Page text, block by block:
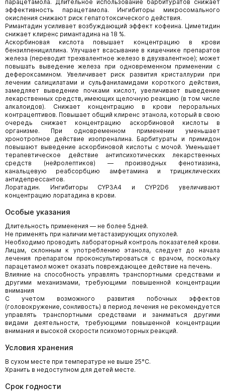
парацетамола. Длительное использование барбитуратов снижает
эффективность парацетамола. Ингибиторы микросомального
окисления снижают риск гепатотоксического действия.
Римантадин усиливает возбуждающий эффект кофеина. Циметидин
снижает клиренс римантадина на 18 %.
Аскорбиновая кислота повышает концентрацию в крови
бензилпенициллина. Улучшает всасывание в кишечнике препаратов
железа (переводит трехвалентное железо в двухвалентное); может
повышать выведение железа при одновременном применении с
дефероксамином. Увеличивает риск развития кристаллурии при
лечении салицилатами и сульфаниламидами короткого действия,
замедляет выведение почками кислот, увеличивает выведение
лекарственных средств, имеющих щелочную реакцию (в том числе
алкалоидов). Снижает концентрацию в крови пероральных
контрацептивов. Повышает общий клиренс этанола, который в свою
очередь снижает концентрацию аскорбиновой кислоты в
организме. При одновременном применении уменьшает
хронотропное действие изопреналина. Барбитураты и примидон
повышают выведение аскорбиновой кислоты с мочой. Уменьшает
терапевтическое действие антипсихотических лекарственных
средств (нейролептиков) — производных фенотиазина,
канальцевую реабсорбцию амфетамина и трициклических
антидепрессантов.
Лоратадин. Ингибиторы CYP3A4 и CYP2D6 увеличивают
концентрацию лоратадина в крови.
Особые указания
Длительность применения — не более 5дней.
Не применять при наличии метастазирующих опухолей.
Необходимо проводить лабораторный контроль показателей крови.
Лицам, склонным к употреблению этанола, следует до начала
лечения препаратом проконсультироваться с врачом, поскольку
парацетамол может оказать повреждающее действие на печень.
Влияние на способность управлять транспортными средствами и
другими механизмами, требующими повышенной концентрации
внимания
С учетом возможного развития побочных эффектов
(головокружение, сонливость) в период лечения не рекомендуется
управлять транспортными средствами и заниматься другими
видами деятельности, требующими повышенной концентрации
внимания и высокой скорости психомоторных реакций.
Условия хранения
В сухом месте при температуре не выше 25°С.
Хранить в недоступном для детей месте.
Срок годности